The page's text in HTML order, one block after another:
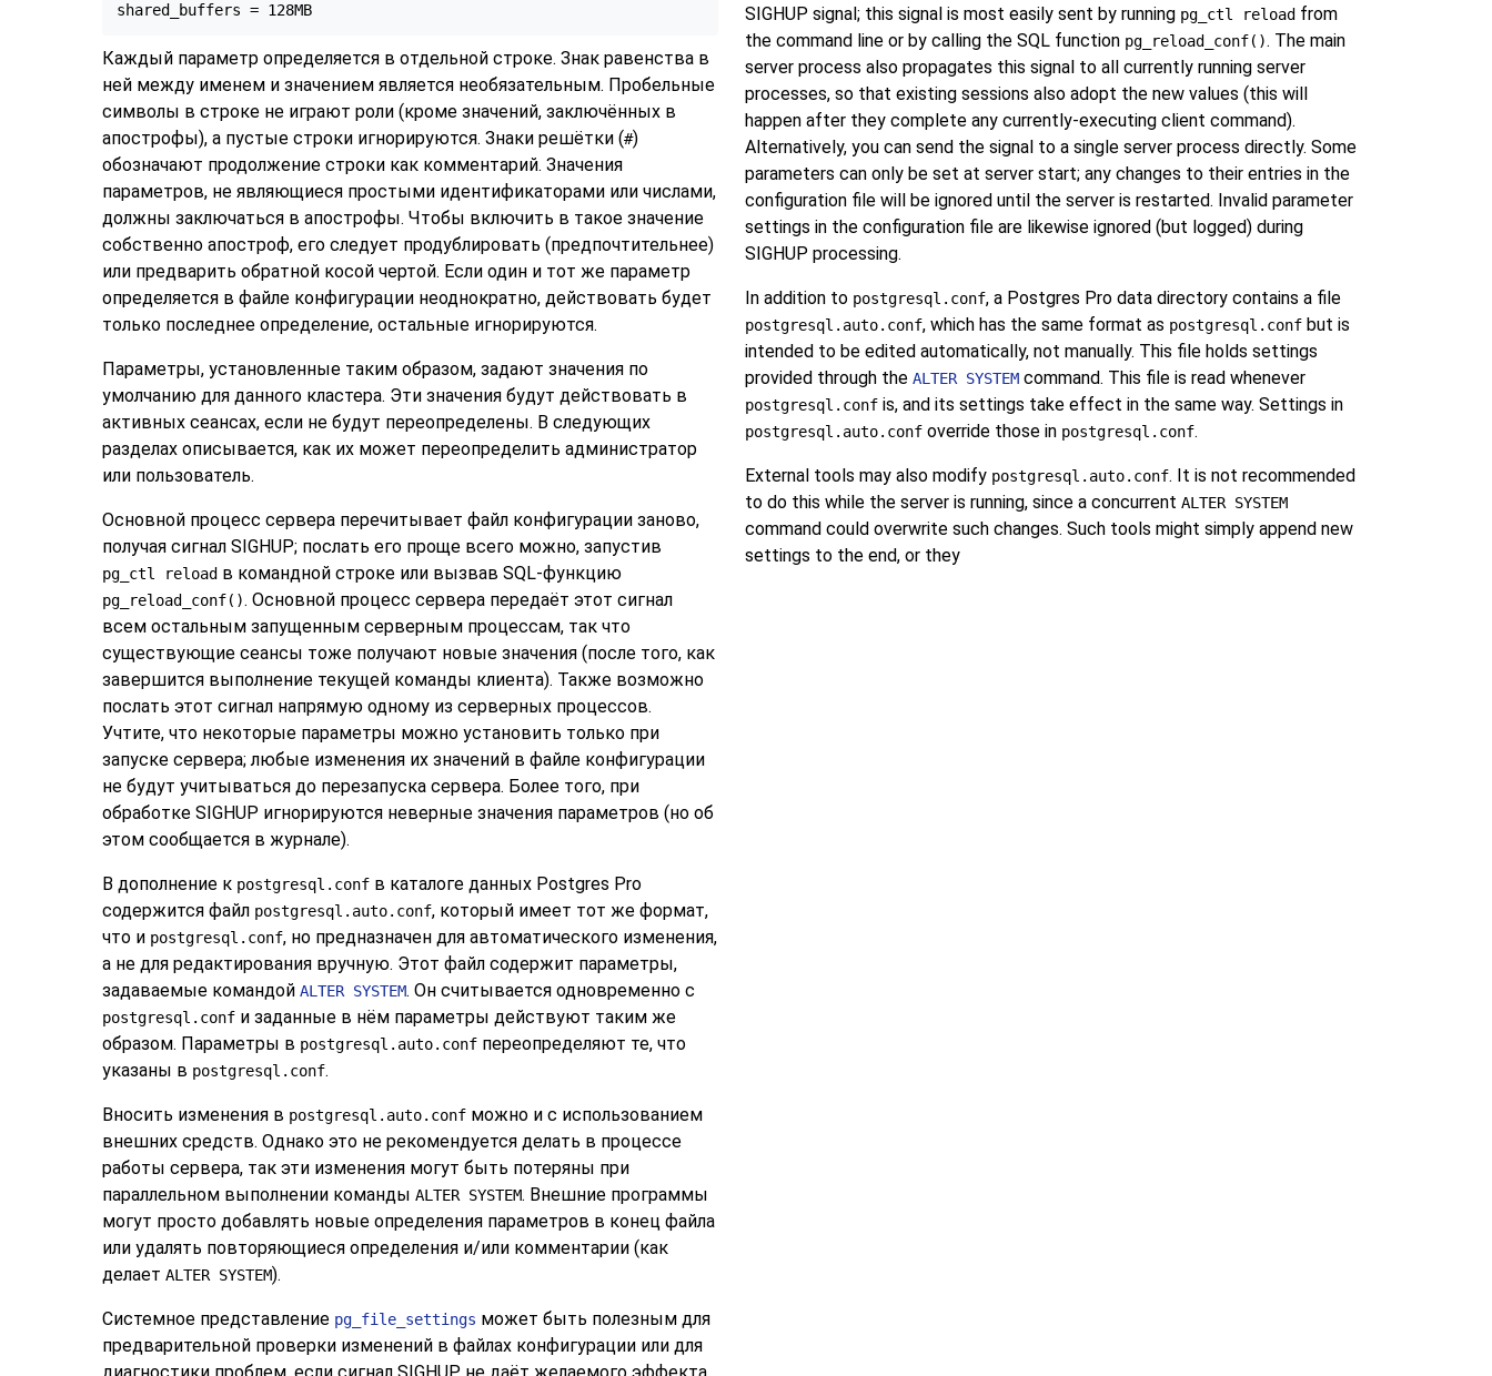
shared_buffers = 128MB
Каждый параметр определяется в отдельной строке. Знак равенства в
ней между именем и значением является необязательным. Пробельные
символы в строке не играют роли (кроме значений, заключённых в
апострофы), а пустые строки игнорируются. Знаки решётки (#)
обозначают продолжение строки как комментарий. Значения
параметров, не являющиеся простыми идентификаторами или числами,
должны заключаться в апострофы. Чтобы включить в такое значение
собственно апостроф, его следует продублировать (предпочтительнее)
или предварить обратной косой чертой. Если один и тот же параметр
определяется в файле конфигурации неоднократно, действовать будет
только последнее определение, остальные игнорируются.
Параметры, установленные таким образом, задают значения по
умолчанию для данного кластера. Эти значения будут действовать в
активных сеансах, если не будут переопределены. В следующих
разделах описывается, как их может переопределить администратор
или пользователь.
Основной процесс сервера перечитывает файл конфигурации заново,
получая сигнал SIGHUP; послать его проще всего можно, запустив
pg_ctl reload в командной строке или вызвав SQL-функцию
pg_reload_conf(). Основной процесс сервера передаёт этот сигнал
всем остальным запущенным серверным процессам, так что
существующие сеансы тоже получают новые значения (после того, как
завершится выполнение текущей команды клиента). Также возможно
послать этот сигнал напрямую одному из серверных процессов.
Учтите, что некоторые параметры можно установить только при
запуске сервера; любые изменения их значений в файле конфигурации
не будут учитываться до перезапуска сервера. Более того, при
обработке SIGHUP игнорируются неверные значения параметров (но об
этом сообщается в журнале).
В дополнение к postgresql.conf в каталоге данных Postgres Pro
содержится файл postgresql.auto.conf, который имеет тот же формат,
что и postgresql.conf, но предназначен для автоматического изменения,
а не для редактирования вручную. Этот файл содержит параметры,
задаваемые командой ALTER SYSTEM. Он считывается одновременно с
postgresql.conf и заданные в нём параметры действуют таким же
образом. Параметры в postgresql.auto.conf переопределяют те, что
указаны в postgresql.conf.
Вносить изменения в postgresql.auto.conf можно и с использованием
внешних средств. Однако это не рекомендуется делать в процессе
работы сервера, так эти изменения могут быть потеряны при
параллельном выполнении команды ALTER SYSTEM. Внешние программы
могут просто добавлять новые определения параметров в конец файла
или удалять повторяющиеся определения и/или комментарии (как
делает ALTER SYSTEM).
Системное представление pg_file_settings может быть полезным для
предварительной проверки изменений в файлах конфигурации или для
SIGHUPsignal; this signal is most easily sent by running pg_ctl reloadfrom
the command line or by calling the SQL function pg_reload_conf(). The main
server process also propagates this signal to all currently running server
processes, so that existing sessions also adopt the new values (this will
happen after they complete any currently-executing client command).
Alternatively, you can send the signal to a single server process directly. Some
parameters can only be set at server start; any changes to their entries in the
configuration file will be ignored until the server is restarted. Invalid parameter
settings in the configuration file are likewise ignored (but logged) during
SIGHUPprocessing.
In addition to postgresql.conf, a Postgres Prodata directory contains a file
postgresql.auto.conf, which has the same format as postgresql.confbut is
intended to be edited automatically, not manually. This file holds settings
provided through the ALTER SYSTEMcommand. This file is read whenever
postgresql.confis, and its settings take effect in the same way. Settings in
postgresql.auto.confoverride those in postgresql.conf.
External tools may also modify postgresql.auto.conf. It is not recommended
to do this while the server is running, since a concurrent ALTER SYSTEM
command could overwrite such changes. Such tools might simply append new
settings to the end, or they